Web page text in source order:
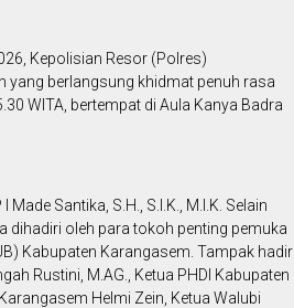
Kepolisian Resor (Polres)
yang berlangsung khidmat penuh rasa
WITA, bertempat di Aula Kanya Badra
Santika, S.H., S.I.K., M.I.K. Selain
dihadiri oleh para tokoh penting pemuka
Kabupaten Karangasem. Tampak hadir
Rustini, M.AG., Ketua PHDI Kabupaten
Helmi Zein, Ketua Walubi